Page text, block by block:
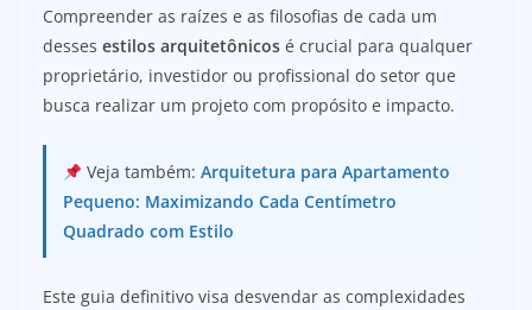
Compreender as raízes e as filosofias de cada um
desses estilos arquitetônicos é crucial para qualquer
proprietário, investidor ou profissional do setor que
busca realizar um projeto com propósito e impacto.
Veja também: Arquitetura para Apartamento
Pequeno: Maximizando Cada Centímetro
Quadrado com Estilo
Este guia definitivo visa desvendar as complexidades